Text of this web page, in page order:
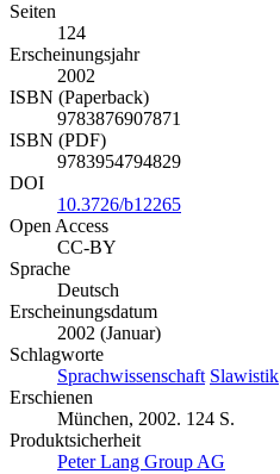
Seiten
124
Erscheinungsjahr
2002
ISBN (Paperback)
9783876907871
ISBN (PDF)
9783954794829
DOI
10.3726/b12265
Open Access
CC-BY
Sprache
Deutsch
Erscheinungsdatum
2002 (Januar)
Schlagworte
Sprachwissenschaft Slawistik
Erschienen
München, 2002. 124 S.
Produktsicherheit
Peter Lang Group AG